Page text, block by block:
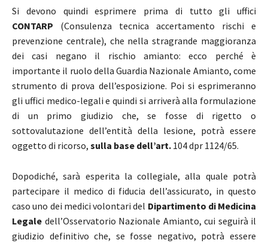
Si devono quindi esprimere prima di tutto gli uffici
CONTARP (Consulenza tecnica accertamento rischi e
prevenzione centrale), che nella stragrande maggioranza
dei casi negano il rischio amianto: ecco perché è
importante il ruolo della Guardia Nazionale Amianto, come
strumento di prova dell’esposizione. Poi si esprimeranno
gli uffici medico-legali e quindi si arriverà alla formulazione
di un primo giudizio che, se fosse di rigetto o
sottovalutazione dell’entità della lesione, potrà essere
oggetto di ricorso, sulla base dell’art. 104 dpr 1124/65.
Dopodiché, sarà esperita la collegiale, alla quale potrà
partecipare il medico di fiducia dell’assicurato, in questo
caso uno dei medici volontari del Dipartimento di Medicina
Legale dell’Osservatorio Nazionale Amianto, cui seguirà il
giudizio definitivo che, se fosse negativo, potrà essere